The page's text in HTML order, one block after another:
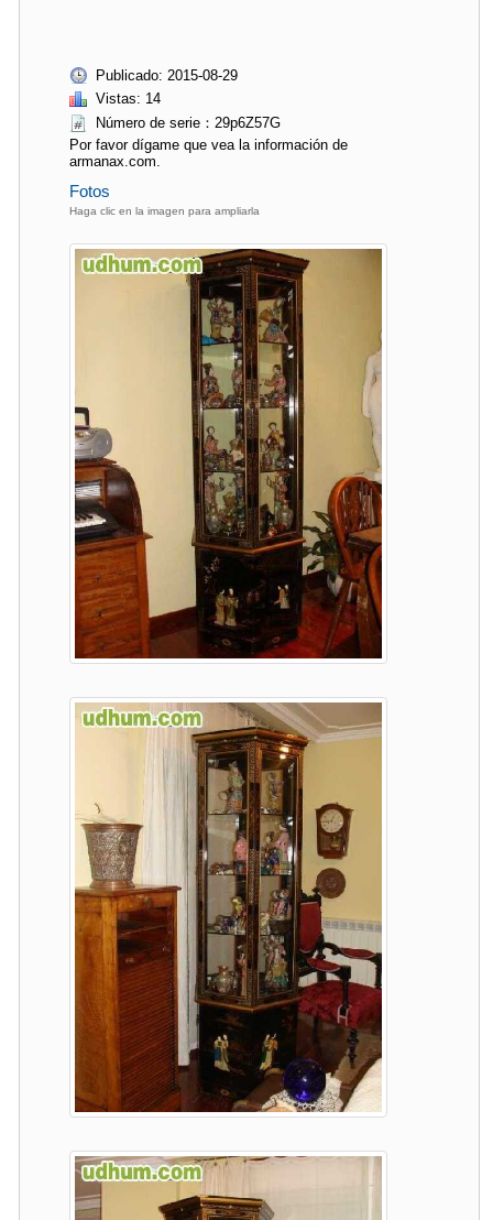
Publicado: 2015-08-29
Vistas: 14
Número de serie：29p6Z57G
Por favor dígame que vea la información de
armanax.com.
Fotos
Haga clic en la imagen para ampliarla